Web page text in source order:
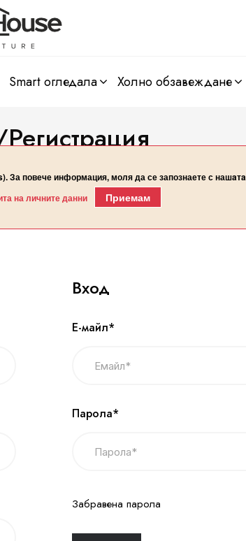
smart огледала холно обзавеждане
Вход/Регистрация
Вход
Е-майл*
Парола*
Забравена парола
За повече информация, моля да се запознаете с нашaтa
на личните данни
Приемам